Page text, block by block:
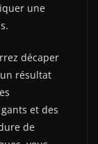
une
décaper
résultat
et des
de